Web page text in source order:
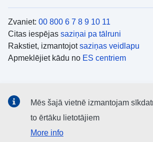
Zvaniet: 00 800 6 7 8 9 10 11
Citas iespējas saziņai pa tālruni
Rakstiet, izmantojotsaziņas veidlapu
Apmeklējiet kādu no ES centriem
ES kontisociālajos medijos
Mēs šajā vietnē izmantojam
to ērtāku lietotājiem
More info